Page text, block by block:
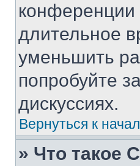
конференции
длительное
уменьшить
попробуйте
дискуссиях.
Вернуться к
» Что такое